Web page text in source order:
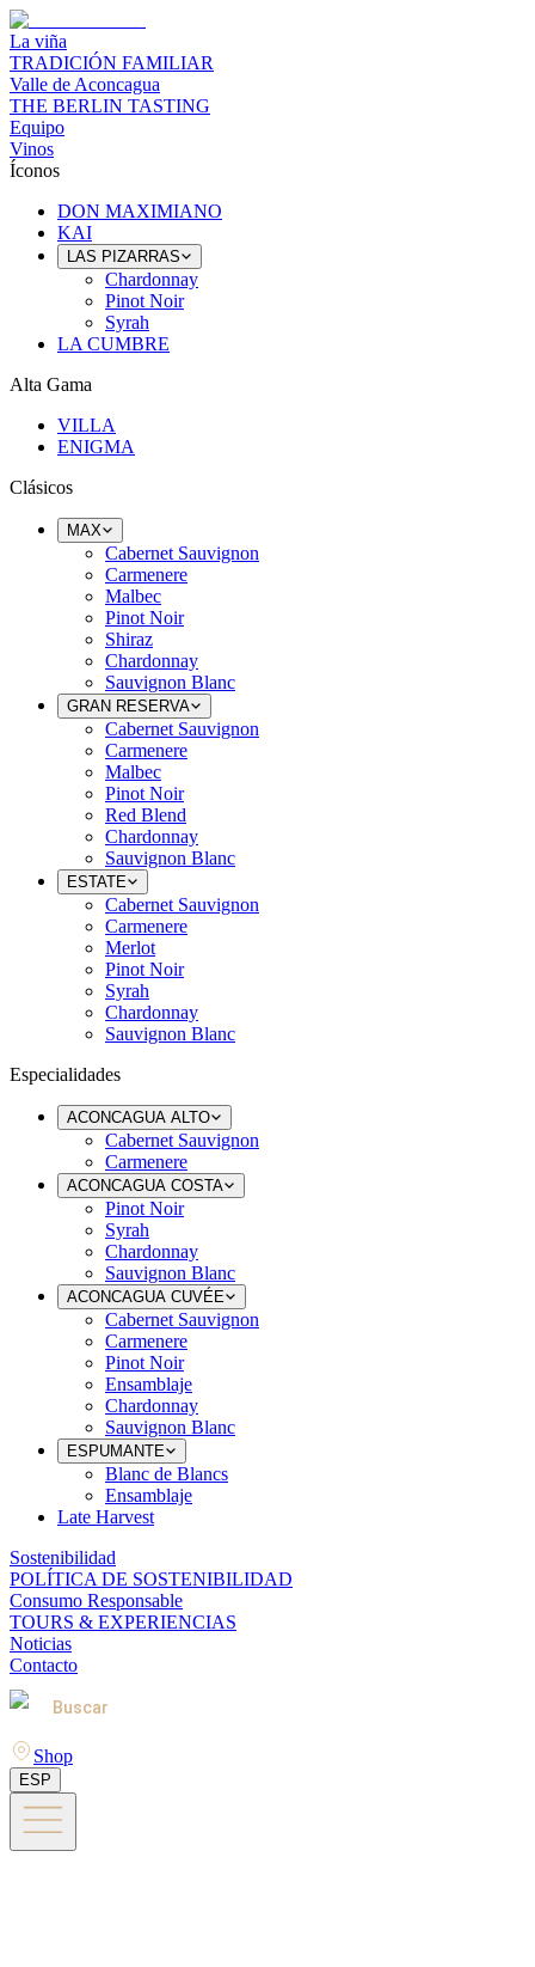
La viña
TRADICIÓN FAMILIAR
Valle de Aconcagua
THE BERLIN TASTING
Equipo
Vinos
Íconos
DON MAXIMIANO
KAI
LAS PIZARRAS
Chardonnay
Pinot Noir
Syrah
LA CUMBRE
Alta Gama
VILLA
ENIGMA
Clásicos
MAX
Cabernet Sauvignon
Carmenere
Malbec
Pinot Noir
Shiraz
Chardonnay
Sauvignon Blanc
GRAN RESERVA
Cabernet Sauvignon
Carmenere
Malbec
Pinot Noir
Red Blend
Chardonnay
Sauvignon Blanc
ESTATE
Cabernet Sauvignon
Carmenere
Merlot
Pinot Noir
Syrah
Chardonnay
Sauvignon Blanc
Especialidades
ACONCAGUA ALTO
Cabernet Sauvignon
Carmenere
ACONCAGUA COSTA
Pinot Noir
Syrah
Chardonnay
Sauvignon Blanc
ACONCAGUA CUVÉE
Cabernet Sauvignon
Carmenere
Pinot Noir
Ensamblaje
Chardonnay
Sauvignon Blanc
ESPUMANTE
Blanc de Blancs
Ensamblaje
Late Harvest
Sostenibilidad
POLÍTICA DE SOSTENIBILIDAD
Consumo Responsable
TOURS & EXPERIENCIAS
Noticias
Contacto
Buscar
Shop
ESP